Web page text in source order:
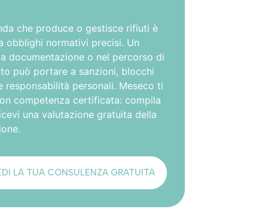
che produce o gestisce rifiuti è
obblighi normativi precisi. Un
documentazione o nel percorso di
può portare a sanzioni, blocchi
responsabilità personali. Meseco ti
competenza certificata: compila
una valutazione gratuita della
LA TUA CONSULENZA GRATUITA